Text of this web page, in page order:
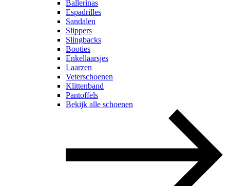
Ballerinas
Espadrilles
Sandalen
Slippers
Slingbacks
Booties
Enkellaarsjes
Laarzen
Veterschoenen
Klittenband
Pantoffels
Bekijk alle schoenen